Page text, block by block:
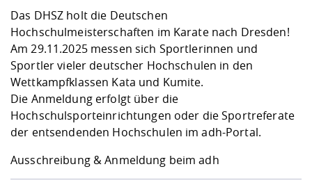
Vorbereitung
Studien- und
und Physik
Studieren in
Lebenslagen
Studentenwerk
Career Service
Lehren,
Weiterbilden im
Formulare und
Formulare und
FIS -
Prototyping und
Kooperationen
Kontakt &
Gremien und
Landbau/
Angebote für
Kontakt und Anfahrt
Qualitätssicherung
Das DHSZ holt die Deutschen
Hochschulmeisterschaften im Karate nach Dresden!
Am 29.11.2025 messen sich Sportlerinnen und
Sportler vieler deutscher Hochschulen in den
Wettkampfklassen Kata und Kumite.
Die Anmeldung erfolgt über die
Hochschulsporteinrichtungen oder die Sportreferate
der entsendenden Hochschulen im adh-Portal.
Ausschreibung & Anmeldung beim adh